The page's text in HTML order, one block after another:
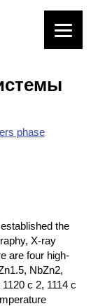
phase
the
X-ray
are four high-
NbZn2,
с 2, 1114 с